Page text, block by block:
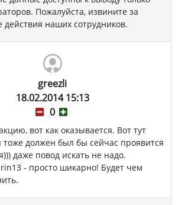
Пожалуйста, извините за
наших сотрудников.
greezli
18.02.2014 15:13
0
вот как оказывается. Вот тут
должен был бы сейчас проявится
даже повод искать не надо.
- просто шикарно! Будет чем